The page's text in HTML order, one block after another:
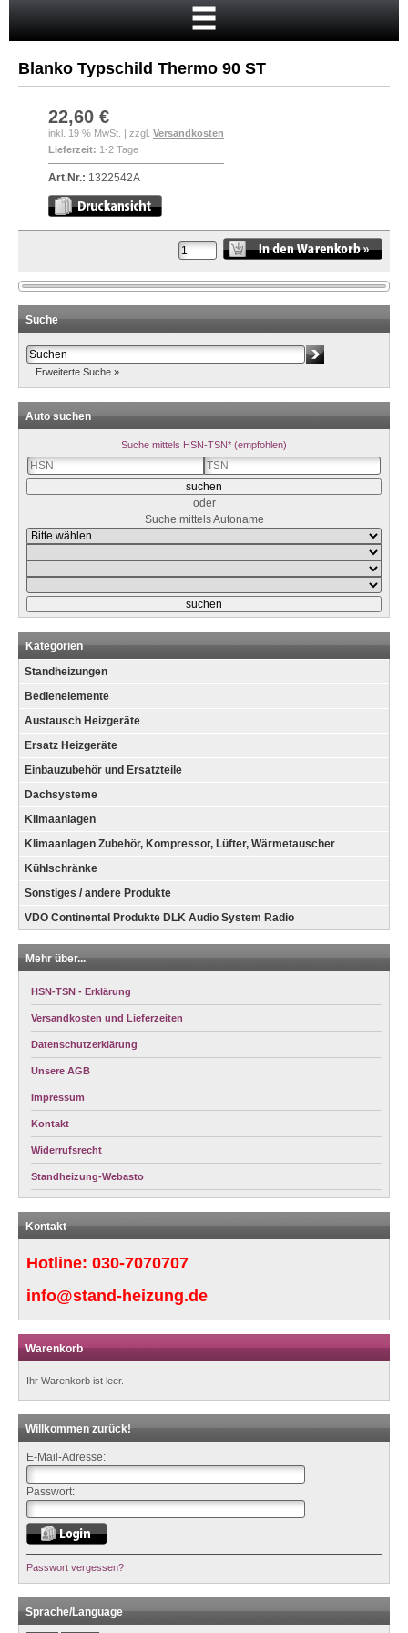
Mein Konto
Neukunde?
Kasse
Anmelden
Blanko Typschild Thermo 90 ST
22,60 €
inkl. 19 % MwSt. | zzgl. Versandkosten
Lieferzeit: 1-2 Tage
Art.Nr.: 1322542A
Suche
Erweiterte Suche »
Auto suchen
Suche mittels HSN-TSN* (empfohlen)
oder
Suche mittels Autoname
Kategorien
Standheizungen
Bedienelemente
Austausch Heizgeräte
Ersatz Heizgeräte
Einbauzubehör und Ersatzteile
Dachsysteme
Klimaanlagen
Klimaanlagen Zubehör, Kompressor, Lüfter, Wärmetauscher
Kühlschränke
Sonstiges / andere Produkte
VDO Continental Produkte DLK Audio System Radio
Mehr über...
HSN-TSN - Erklärung
Versandkosten und Lieferzeiten
Datenschutzerklärung
Unsere AGB
Impressum
Kontakt
Widerrufsrecht
Standheizung-Webasto
Kontakt
Hotline: 030-7070707
info@stand-heizung.de
Warenkorb
Ihr Warenkorb ist leer.
Willkommen zurück!
E-Mail-Adresse:
Passwort:
Passwort vergessen?
Sprache/Language